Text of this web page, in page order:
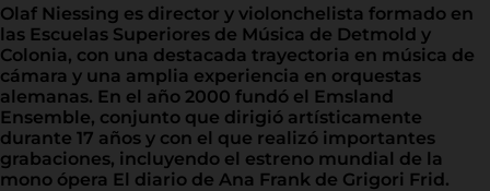
Olaf Niessing es director y violonchelista formado en
las Escuelas Superiores de Música de Detmold y
Colonia, con una destacada trayectoria en música de
cámara y una amplia experiencia en orquestas
alemanas. En el año 2000 fundó el Emsland
Ensemble, conjunto que dirigió artísticamente
durante 17 años y con el que realizó importantes
grabaciones, incluyendo el estreno mundial de la
mono ópera El diario de Ana Frank de Grigori Frid.